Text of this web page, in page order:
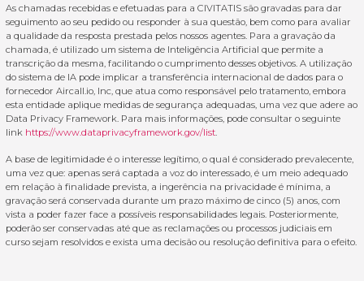
As chamadas recebidas e efetuadas para a CIVITATIS são gravadas para dar
seguimento ao seu pedido ou responder à sua questão, bem como para avaliar
a qualidade da resposta prestada pelos nossos agentes. Para a gravação da
chamada, é utilizado um sistema de Inteligência Artificial que permite a
transcrição da mesma, facilitando o cumprimento desses objetivos. A utilização
do sistema de IA pode implicar a transferência internacional de dados para o
fornecedor Aircall.io, Inc, que atua como responsável pelo tratamento, embora
esta entidade aplique medidas de segurança adequadas, uma vez que adere ao
Data Privacy Framework. Para mais informações, pode consultar o seguinte
link https://www.dataprivacyframework.gov/list.
A base de legitimidade é o interesse legítimo, o qual é considerado prevalecente,
uma vez que: apenas será captada a voz do interessado, é um meio adequado
em relação à finalidade prevista, a ingerência na privacidade é mínima, a
gravação será conservada durante um prazo máximo de cinco (5) anos, com
vista a poder fazer face a possíveis responsabilidades legais. Posteriormente,
poderão ser conservadas até que as reclamações ou processos judiciais em
curso sejam resolvidos e exista uma decisão ou resolução definitiva para o efeito.